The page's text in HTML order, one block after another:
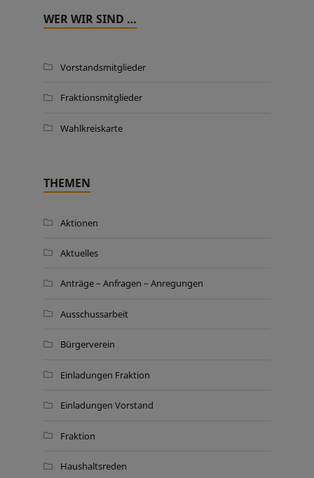
WER WIR SIND …
Vorstandsmitglieder
Fraktionsmitglieder
Wahlkreiskarte
THEMEN
Aktionen
Aktuelles
Anträge – Anfragen – Anregungen
Ausschussarbeit
Bürgerverein
Einladungen Fraktion
Einladungen Vorstand
Fraktion
Haushaltsreden